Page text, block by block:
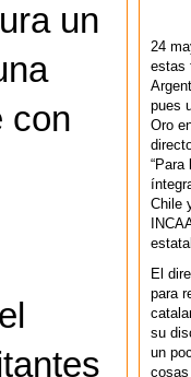
un
con
24
estas
pues
Oro
“Para
Chile
El
para
su
un
cosas